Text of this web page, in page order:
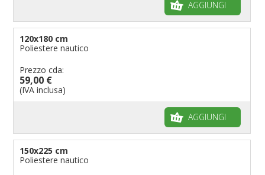
AGGIUNGI
120x180 cm
Poliestere nautico
Prezzo cda:
59,00 €
(IVA inclusa)
AGGIUNGI
150x225 cm
Poliestere nautico